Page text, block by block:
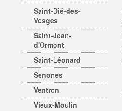
Saint-Dié-des-
Vosges
Saint-Jean-
d'Ormont
Saint-Léonard
Senones
Ventron
Vieux-Moulin